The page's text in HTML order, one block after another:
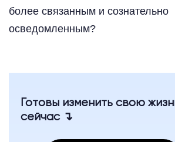
более связанным и сознательно
осведомленным?
Готовы изменить свою
сейчас ↴